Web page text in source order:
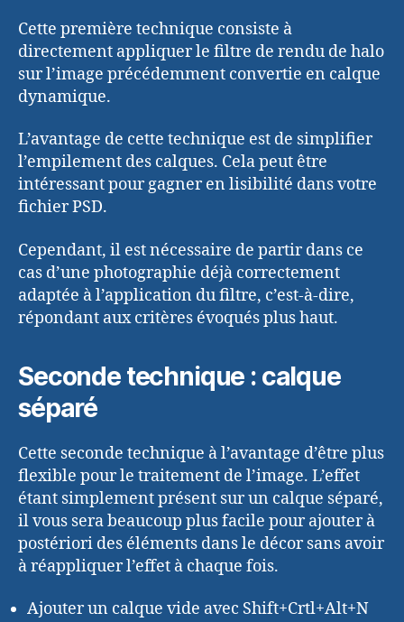
Cette première technique consiste à
directement appliquer le filtre de rendu de halo
sur l’image précédemment convertie en calque
dynamique.
L’avantage de cette technique est de simplifier
l’empilement des calques. Cela peut être
intéressant pour gagner en lisibilité dans votre
fichier PSD.
Cependant, il est nécessaire de partir dans ce
cas d’une photographie déjà correctement
adaptée à l’application du filtre, c’est-à-dire,
répondant aux critères évoqués plus haut.
Seconde technique : calque
séparé
Cette seconde technique à l’avantage d’être plus
flexible pour le traitement de l’image. L’effet
étant simplement présent sur un calque séparé,
il vous sera beaucoup plus facile pour ajouter à
postériori des éléments dans le décor sans avoir
à réappliquer l’effet à chaque fois.
Ajouter un calque vide avec Shift+Crtl+Alt+N